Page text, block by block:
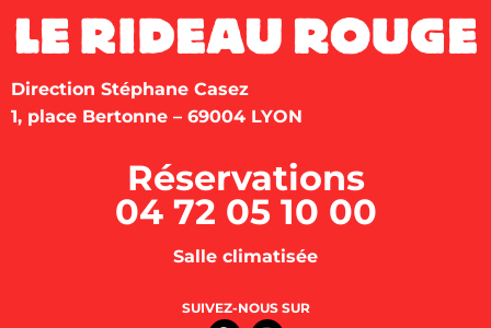
Direction Stéphane Casez
1, place Bertonne – 69004 LYON
Réservations
04 72 05 10 00
Salle climatisée
SUIVEZ-NOUS SUR